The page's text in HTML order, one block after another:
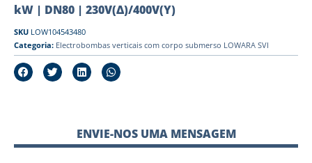
kW | DN80 | 230V(Δ)/400V(Y)
SKU LOW104543480
Categoria: Electrobombas verticais com corpo submerso LOWARA SVI
ENVIE-NOS UMA MENSAGEM